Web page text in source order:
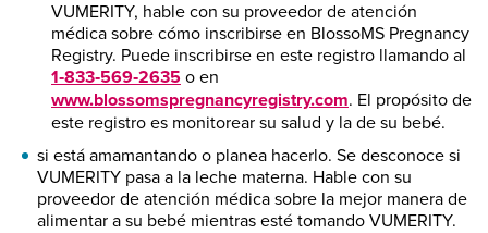
VUMERITY, hable con su proveedor de atención
médica sobre cómo inscribirse en BlossoMS Pregnancy
Registry. Puede inscribirse en este registro llamando al
1‑833‑569‑2635o en
www.blossomspregnancyregistry.com. El propósito de
este registro es monitorear su salud y la de su bebé.
si está amamantando o planea hacerlo. Se desconoce si
VUMERITY pasa a la leche materna. Hable con su
proveedor de atención médica sobre la mejor manera de
alimentar a su bebé mientras esté tomando VUMERITY.